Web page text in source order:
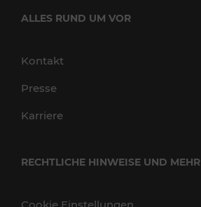
ALLES RUND UM VOR
Kontakt
Presse
Karriere
RECHTLICHE HINWEISE UND MEHR